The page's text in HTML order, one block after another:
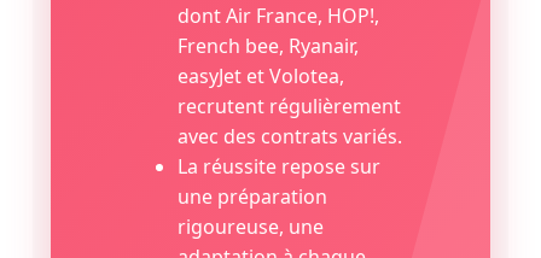
dont Air France, HOP!,
French bee, Ryanair,
easyJet et Volotea,
recrutent régulièrement
avec des contrats variés.
La réussite repose sur
une préparation
rigoureuse, une